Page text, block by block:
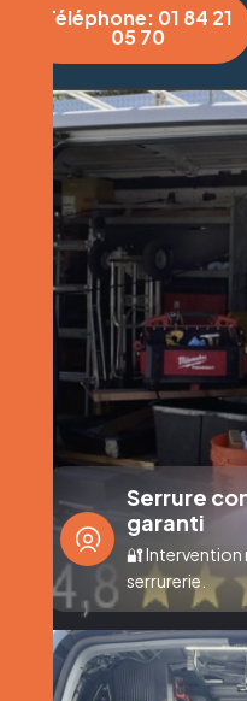
Téléphone: 01 84 21
05 70
Serrure
garanti
🔐 Intervention
serrurerie.